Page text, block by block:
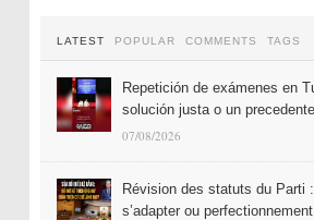
LATEST POPULAR COMMENTS TAGS
Repetición de exámenes en
solución justa o un
07/08/2026
Révision des statuts du Parti
s’adapter ou